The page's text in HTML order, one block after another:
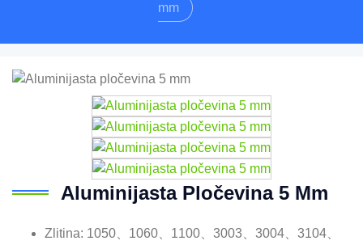
mm
Aluminijasta Pločevina 5 Mm
Zlitina: 1050、1060、1100、3003、3004、3104、